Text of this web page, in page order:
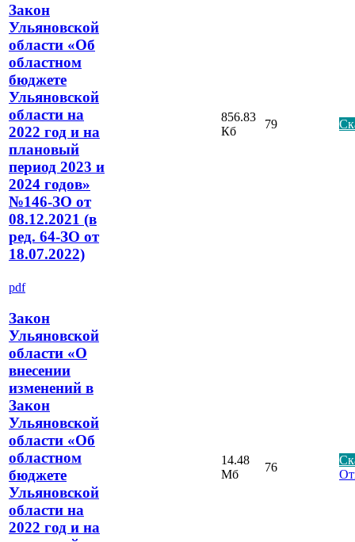
Закон
Ульяновской
области «Об
областном
бюджете
Ульяновской
области на
2022 год и на
плановый
период 2023 и
2024 годов»
№146-ЗО от
08.12.2021 (в
ред. 64-ЗО от
18.07.2022)
856.83
Кб
79
pdf
Закон
Ульяновской
области «О
внесении
изменений в
Закон
Ульяновской
области «Об
областном
бюджете
Ульяновской
области на
2022 год и на
14.48
Мб
76